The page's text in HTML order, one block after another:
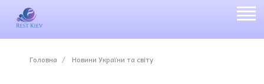
Головна Новини України та світу